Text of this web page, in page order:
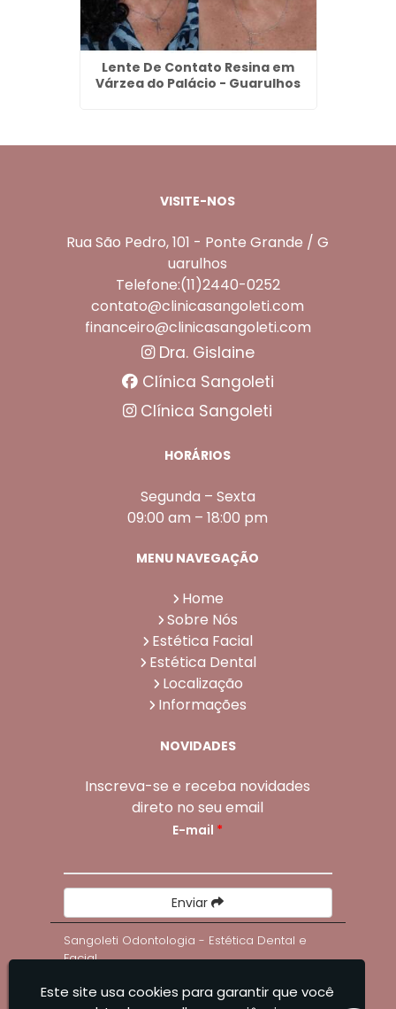
Lente De Contato Resina em
Várzea do Palácio - Guarulhos
VISITE-NOS
Rua São Pedro, 101 - Ponte Grande / G
uarulhos
Telefone:(11)2440-0252
contato@clinicasangoleti.com
financeiro@clinicasangoleti.com
Dra. Gislaine
Clínica Sangoleti
Clínica Sangoleti
HORÁRIOS
Segunda – Sexta
09:00 am – 18:00 pm
MENU NAVEGAÇÃO
Home
Sobre Nós
Estética Facial
Estética Dental
Localização
Informações
NOVIDADES
Inscreva-se e receba novidades
direto no seu email
E-mail *
Enviar
Sangoleti Odontologia - Estética Dental e
Facial
Este site usa cookies para garantir que você